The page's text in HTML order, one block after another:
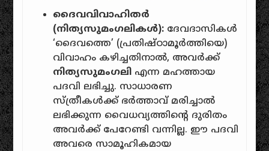
ദൈവവിവാഹിതർ
(നിത്യസുമംഗലികൾ): ദേവദാസികൾ
‘ദൈവത്തെ’ (പ്രതിഷ്ഠാമൂർത്തിയെ)
വിവാഹം കഴിച്ചതിനാൽ, അവർക്ക്
നിത്യസുമംഗലി എന്ന മഹത്തായ
പദവി ലഭിച്ചു. സാധാരണ
സ്ത്രീകൾക്ക് ഭർത്താവ് മരിച്ചാൽ
ലഭിക്കുന്ന വൈധവ്യത്തിൻ്റെ ദുരിതം
അവർക്ക് പേറേണ്ടി വന്നില്ല. ഈ പദവി
അവരെ സാമൂഹികമായ